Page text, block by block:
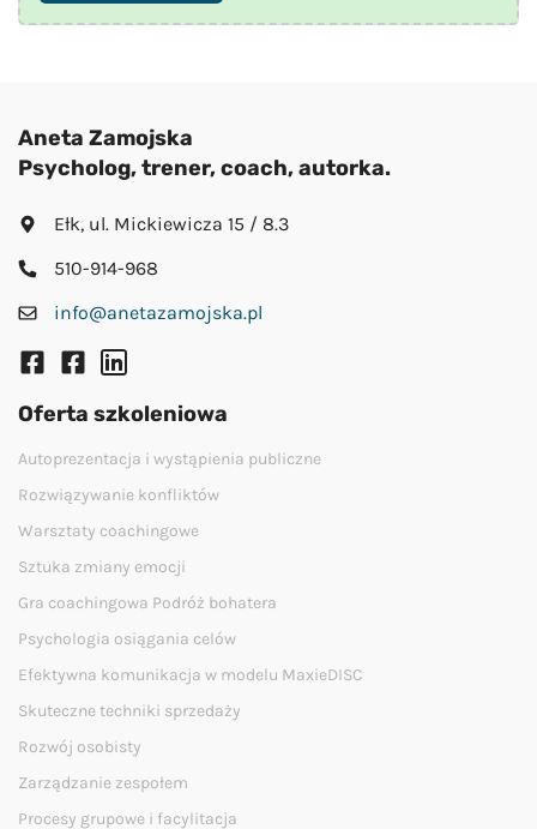
Aneta Zamojska
Psycholog, trener, coach, autorka.
Ełk, ul. Mickiewicza 15 / 8.3
510-914-968
info@anetazamojska.pl
Oferta szkoleniowa
Autoprezentacja i wystąpienia publiczne
Rozwiązywanie konfliktów
Warsztaty coachingowe
Sztuka zmiany emocji
Gra coachingowa Podróż bohatera
Psychologia osiągania celów
Efektywna komunikacja w modelu MaxieDISC
Skuteczne techniki sprzedaży
Rozwój osobisty
Zarządzanie zespołem
Procesy grupowe i facylitacja